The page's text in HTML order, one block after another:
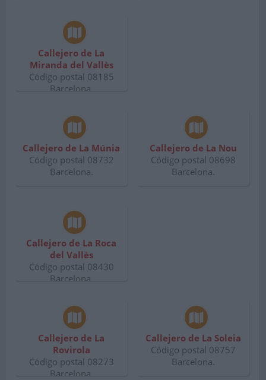
Callejero de La
Miranda del Vallès
Código postal 08185
Barcelona.
Callejero de La Múnia
Código postal 08732
Barcelona.
Callejero de La Nou
Código postal 08698
Barcelona.
Callejero de La Roca
del Vallès
Código postal 08430
Barcelona.
Callejero de La
Rovirola
Código postal 08273
Barcelona.
Callejero de La Soleia
Código postal 08757
Barcelona.